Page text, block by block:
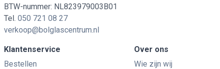
BTW-nummer: NL823979003B01
Tel. 050 721 08 27
verkoop@bolglascentrum.nl
Klantenservice
Bestellen
Over ons
Wie zijn wij